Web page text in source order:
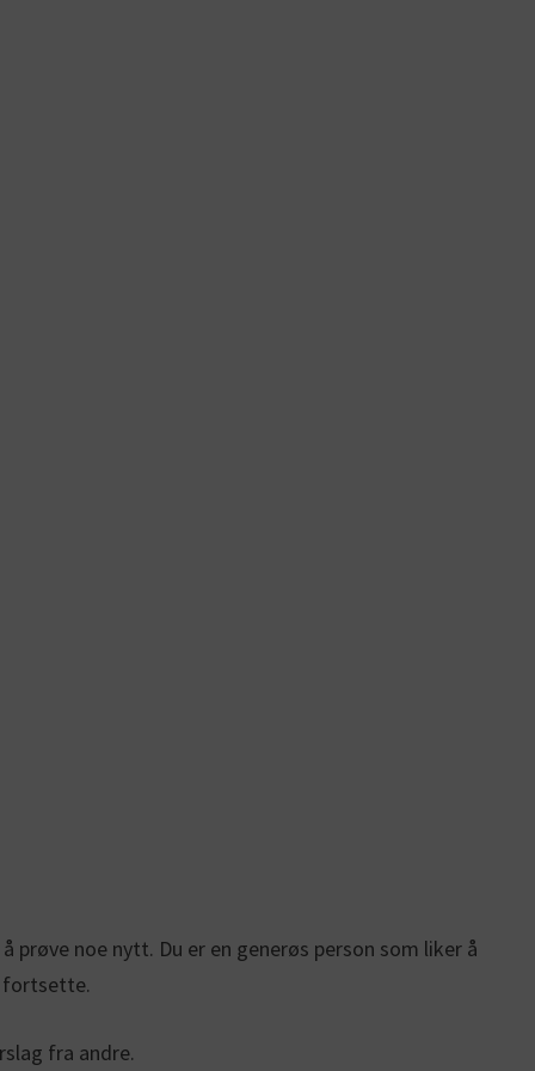
noe nytt. Du er en generøs person som liker å
fortsette.
fra andre.